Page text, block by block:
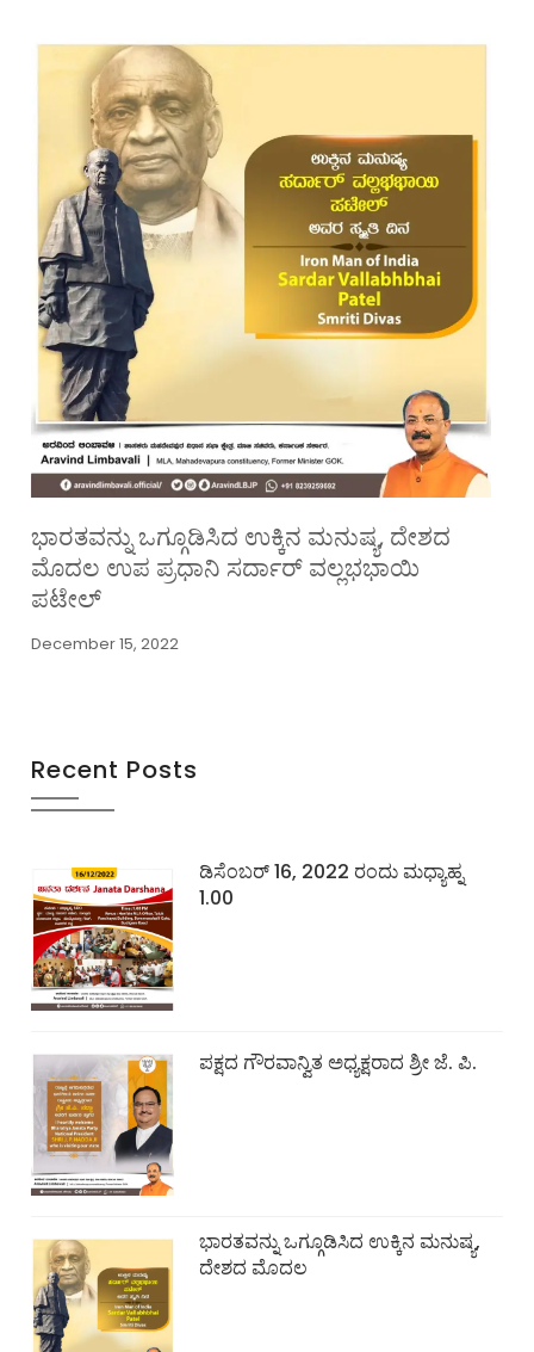
ಭಾರತವನ್ನು ಒಗ್ಗೂಡಿಸಿದ ಉಕ್ಕಿನ ಮನುಷ್ಯ, ದೇಶದ
ಮೊದಲ ಉಪ ಪ್ರಧಾನಿ ಸರ್ದಾರ್ ವಲ್ಲಭಭಾಯಿ
ಪಟೇಲ್
December 15, 2022
Recent Posts
ಡಿಸೆಂಬರ್ 16, 2022 ರಂದು ಮಧ್ಯಾಹ್ನ
1.00
ಪಕ್ಷದ ಗೌರವಾನ್ವಿತ ಅಧ್ಯಕ್ಷರಾದ ಶ್ರೀ ಜೆ. ಪಿ.
ಭಾರತವನ್ನು ಒಗ್ಗೂಡಿಸಿದ ಉಕ್ಕಿನ ಮನುಷ್ಯ,
ದೇಶದ ಮೊದಲ